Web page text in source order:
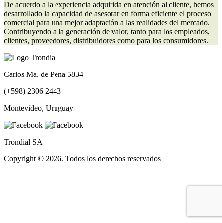
De acuerdo a la experiencia adquirida en atención al cliente, hemos
desarrollado la capacidad de asesorar en forma eficiente el proceso
comercial para una mejor adaptación a las realidades del mercado.
Contribuyendo a la generación de valor, tanto para los empleados,
clientes, proveedores, distribuidores como para los consumidores.
Carlos Ma. de Pena 5834
(+598) 2306 2443
Montevideo, Uruguay
Trondial SA
Copyright © 2026. Todos los derechos reservados